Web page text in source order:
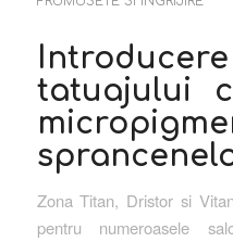
tatuajului
Zona Titan, Dristor si
pentru numeroasele